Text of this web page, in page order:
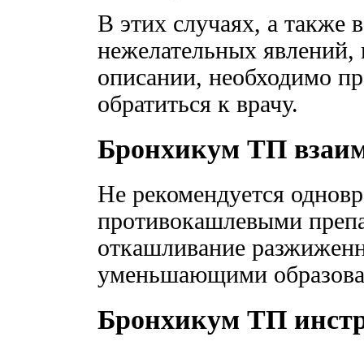
В этих случаях, а также
нежелательных
описании, необходимо
обратиться к врачу.
Бронхикум ТП
Не рекомендуется
противокашлевыми
откашливание
уменьшающими
Бронхикум ТП